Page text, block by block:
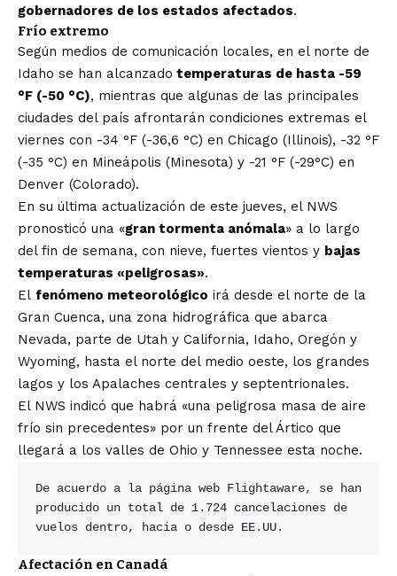
gobernadores de los estados afectados.
Frío extremo
Según medios de comunicación locales, en el norte de
Idaho se han alcanzado temperaturas de hasta -59
°F (-50 °C), mientras que algunas de las principales
ciudades del país afrontarán condiciones extremas el
viernes con -34 °F (-36,6 °C) en Chicago (Illinois), -32 °F
(-35 °C) en Mineápolis (Minesota) y -21 °F (-29°C) en
Denver (Colorado).
En su última actualización de este jueves, el NWS
pronosticó una «gran tormenta anómala» a lo largo
del fin de semana, con nieve, fuertes vientos y bajas
temperaturas «peligrosas».
El fenómeno meteorológico irá desde el norte de la
Gran Cuenca, una zona hidrográfica que abarca
Nevada, parte de Utah y California, Idaho, Oregón y
Wyoming, hasta el norte del medio oeste, los grandes
lagos y los Apalaches centrales y septentrionales.
El NWS indicó que habrá «una peligrosa masa de aire
frío sin precedentes» por un frente del Ártico que
llegará a los valles de Ohio y Tennessee esta noche.
De acuerdo a la página web Flightaware, se han
producido un total de 1.724 cancelaciones de
vuelos dentro, hacia o desde EE.UU.
Afectación en Canadá